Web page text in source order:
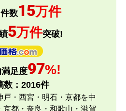
数15万件
5万件突破!
足度97%!
数： 2016件
戸・西宮・明石・京都を中
京都・奈良・和歌山・滋賀